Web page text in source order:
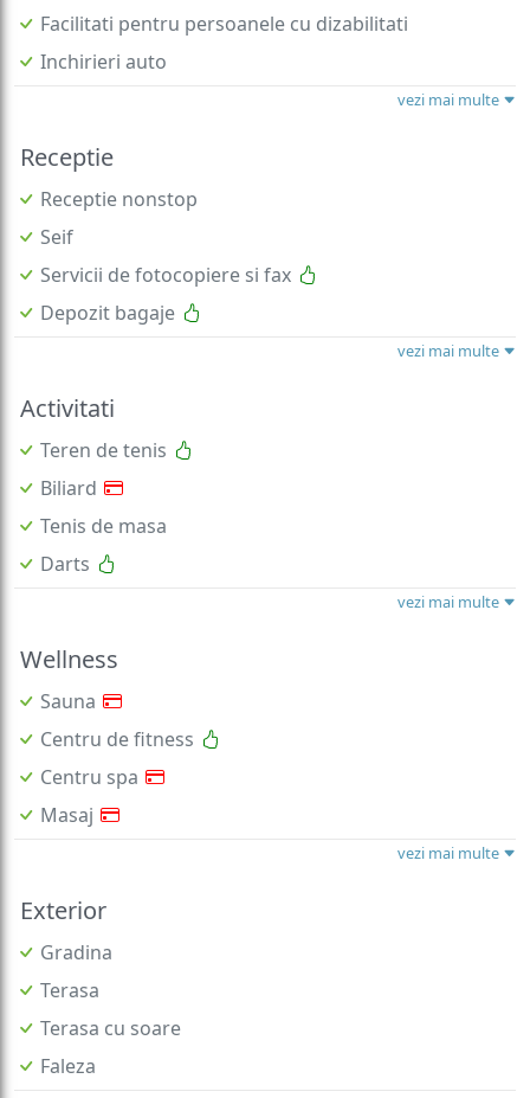
Facilitati pentru persoanele cu dizabilitati
Inchirieri auto
vezi mai multe
Receptie
Receptie nonstop
Seif
Servicii de fotocopiere si fax
Depozit bagaje
vezi mai multe
Activitati
Teren de tenis
Biliard
Tenis de masa
Darts
vezi mai multe
Wellness
Sauna
Centru de fitness
Centru spa
Masaj
vezi mai multe
Exterior
Gradina
Terasa
Terasa cu soare
Faleza